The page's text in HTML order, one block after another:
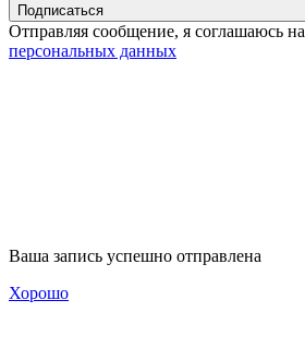
Подписаться
Отправляя сообщение, я соглашаюсь на
персональных данных
Ваша запись успешно отправлена
Хорошо